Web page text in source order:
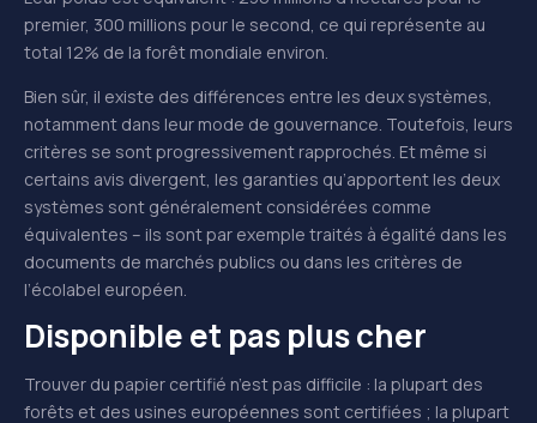
premier, 300 millions pour le second, ce qui représente au
total 12% de la forêt mondiale environ.
Bien sûr, il existe des différences entre les deux systèmes,
notamment dans leur mode de gouvernance. Toutefois, leurs
critères se sont progressivement rapprochés. Et même si
certains avis divergent, les garanties qu’apportent les deux
systèmes sont généralement considérées comme
équivalentes – ils sont par exemple traités à égalité dans les
documents de marchés publics ou dans les critères de
l’écolabel européen.
Disponible et pas plus cher
Trouver du papier certifié n’est pas difficile : la plupart des
forêts et des usines européennes sont certifiées ; la plupart